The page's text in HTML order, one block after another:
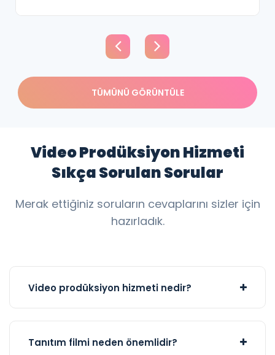
hem danışmanlık hem dijital pazarlama desteği
verdiğimiz kliniğimizin her yıl %300 büyümesine
destek vermişizdir.
TÜMÜNÜ GÖRÜNTÜLE
Video Prodüksiyon Hizmeti
Sıkça Sorulan Sorular
Merak ettiğiniz soruların cevaplarını sizler için
hazırladık.
Video prodüksiyon hizmeti nedir?
Tanıtım filmi neden önemlidir?